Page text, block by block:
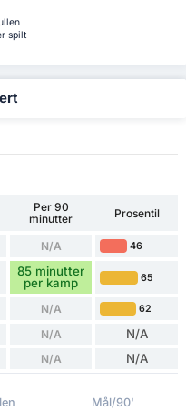
spilt
Per 90
minutter
Prosentil
N/A 46
85 minutter
per kamp
65
N/A 62
N/A N/A
N/A N/A
Mål/90'